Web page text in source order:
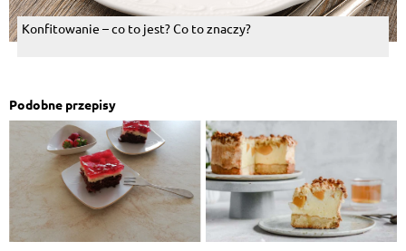
Konfitowanie – co to jest? Co to znaczy?
Podobne przepisy